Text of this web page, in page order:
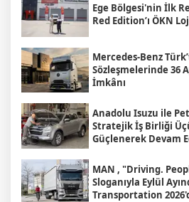
Ege Bölgesi'nin İlk
Red Edition’ı ÖKN
Mercedes-Benz
Sözleşmelerinde 36
İmkânı
Anadolu Isuzu ile
Stratejik İş Birliği
Güçlenerek Devam
MAN , "Driving.
Sloganıyla Eylül
Transportation